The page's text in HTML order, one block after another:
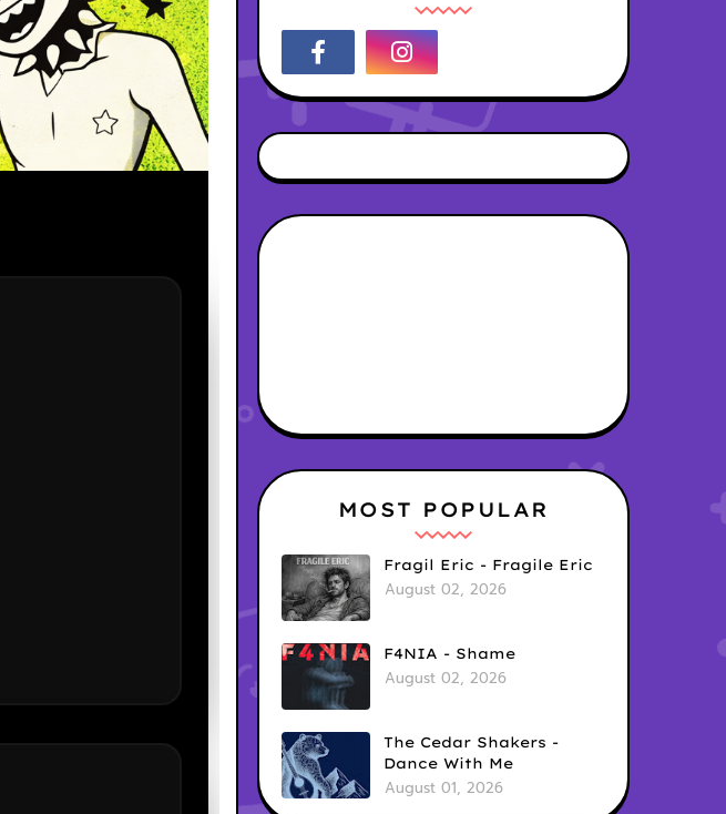
MOST POPULAR
Fragil Eric - Fragile Eric
August 02, 2026
F4NIA - Shame
August 02, 2026
The Cedar Shakers -
Dance With Me
August 01, 2026